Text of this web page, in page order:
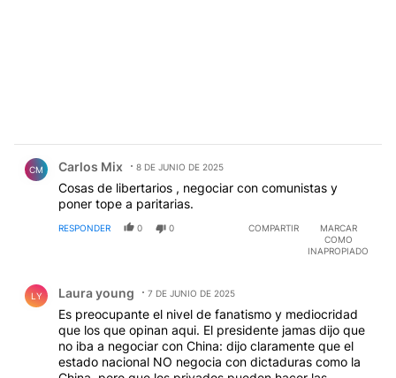
CM Carlos Mix 8 DE JUNIO DE 2025
Cosas de libertarios , negociar con comunistas y
poner tope a paritarias.
RESPONDER 0 0 COMPARTIR
MARCAR
COMO
INAPROPIADO
LY Laura young 7 DE JUNIO DE 2025
Es preocupante el nivel de fanatismo y mediocridad
que los que opinan aqui. El presidente jamas dijo que
no iba a negociar con China: dijo claramente que el
estado nacional NO negocia con dictaduras como la